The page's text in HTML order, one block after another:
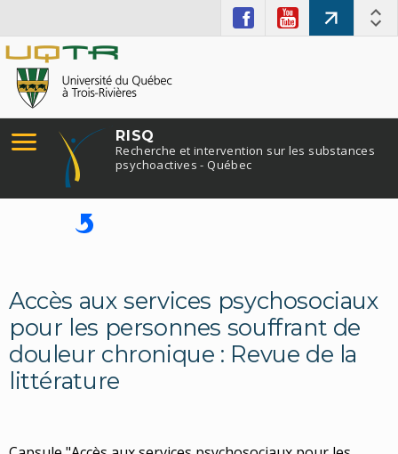
RISQ
Recherche et intervention sur les substances
psychoactives - Québec
Accès aux services psychosociaux
pour les personnes souffrant de
douleur chronique : Revue de la
littérature